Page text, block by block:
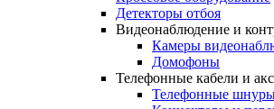
Детекторы отбоя
Видеонаблюдение и
Камеры
Домофоны
Телефонные кабели и
Телефонные